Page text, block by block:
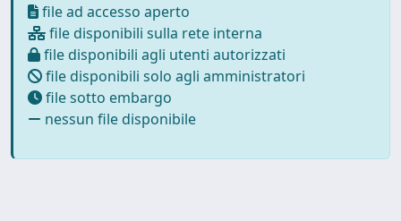
file ad accesso aperto
file disponibili sulla rete interna
file disponibili agli utenti autorizzati
file disponibili solo agli amministratori
file sotto embargo
nessun file disponibile